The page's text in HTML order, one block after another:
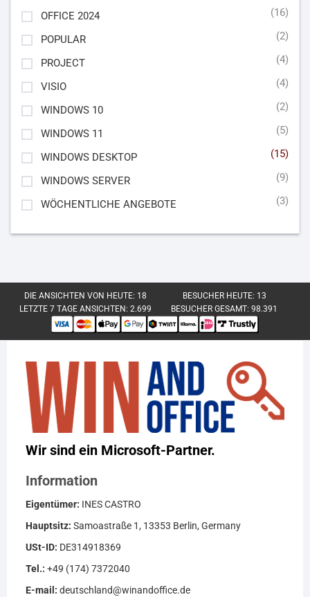
OFFICE 2024 (16)
POPULAR (2)
PROJECT (4)
VISIO (4)
WINDOWS 10 (2)
WINDOWS 11 (5)
WINDOWS DESKTOP (15)
WINDOWS SERVER (9)
WÖCHENTLICHE ANGEBOTE (3)
DIE ANSICHTEN VON HEUTE: 18 BESUCHER HEUTE: 13
LETZTE 7 TAGE ANSICHTEN:2.699 BESUCHER GESAMT:98.391
Wir sind ein Microsoft-Partner.
Information
Eigentümer: INES CASTRO
Hauptsitz: Samoastraße 1, 13353 Berlin, Germany
USt-ID: DE314918369
Tel.: +49 (174) 7372040
E-mail: deutschland@winandoffice.de